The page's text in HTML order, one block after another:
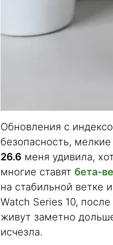
Обновления с
безопасность,
26.6 меня удивила,
многие ставят бета-
на стабильной ветке
Watch Series 10,
живут заметно
исчезла.